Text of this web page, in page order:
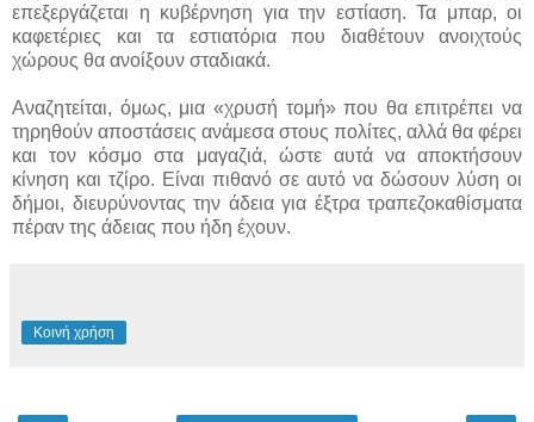
επεξεργάζεται η κυβέρνηση για την εστίαση. Τα μπαρ, οι
καφετέριες και τα εστιατόρια που διαθέτουν ανοιχτούς
χώρους θα ανοίξουν σταδιακά.
Αναζητείται, όμως, μια «χρυσή τομή» που θα επιτρέπει να
τηρηθούν αποστάσεις ανάμεσα στους πολίτες, αλλά θα φέρει
και τον κόσμο στα μαγαζιά, ώστε αυτά να αποκτήσουν
κίνηση και τζίρο. Είναι πιθανό σε αυτό να δώσουν λύση οι
δήμοι, διευρύνοντας την άδεια για έξτρα τραπεζοκαθίσματα
πέραν της άδειας που ήδη έχουν.
Κοινή χρήση